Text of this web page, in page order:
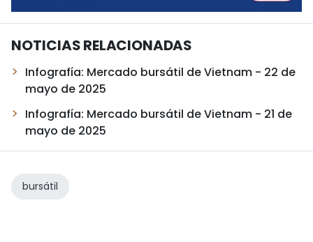
NOTICIAS RELACIONADAS
Infografía: Mercado bursátil de Vietnam - 22 de
mayo de 2025
Infografía: Mercado bursátil de Vietnam - 21 de
mayo de 2025
bursátil